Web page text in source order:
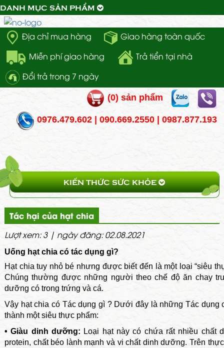
Địa chỉ mua hàng
Giao hàng toàn quốc
Miễn phí giao hàng
Trả tiển tại nhà
Đổi trả trong 7 ngày
(0) sản phẩm
0976.479.602 | 090.669.2550 | 0987.877.193
DANH MỤC SẢN PHẨM
KIẾN THỨC SỨC KHỎE
Tác hại của hạt chia
Lượt xem: 3 | ngày đăng: 02.08.2021
Uống hạt chia có tác dụng gì?
Hạt chia tuy nhỏ bé nhưng được biết đến là một loại “siêu
Chúng thường được những người theo chế độ ăn chay
dưỡng có trong trứng và cá.
Vậy hạt chia có Tác dụng gì ? Dưới đây là những Tác dụng
thành một siêu thực phẩm:
• Giàu dinh dưỡng: Loại hạt này có chứa rất nhiều chất
protein, chất béo lành mạnh và vi chất dinh dưỡng. Trên